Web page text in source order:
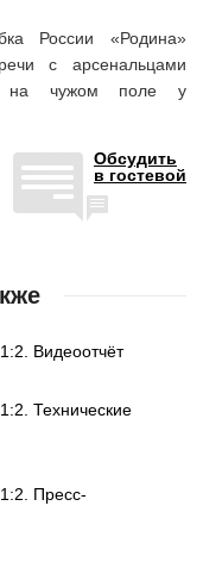
России «Родина»
с арсенальцами
на чужом поле у
Обсудить
в гостевой
Видеоотчёт
Технические
Пресс-